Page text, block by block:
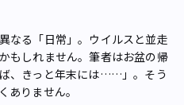
なる「日常」。ウイルスと並走
もしれません。筆者はお盆の帰
、きっと年末には……」。そう
ありません。